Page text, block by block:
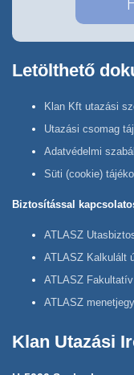
Letölthető
Klan Kft utazási
Utazási csomag
Adatvédelmi
Süti (cookie)
Biztosítással
ATLASZ
ATLASZ Kalkulált
ATLASZ
ATLASZ
Klan Utazási